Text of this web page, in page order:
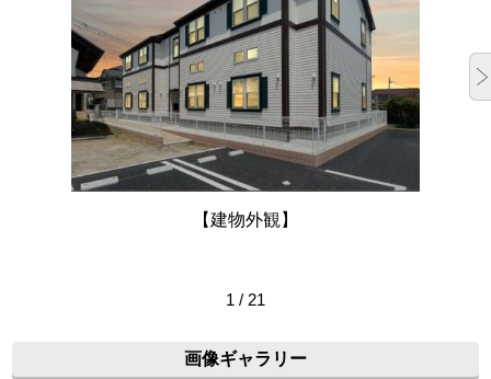
【建物外観】
1 / 21
画像ギャラリー